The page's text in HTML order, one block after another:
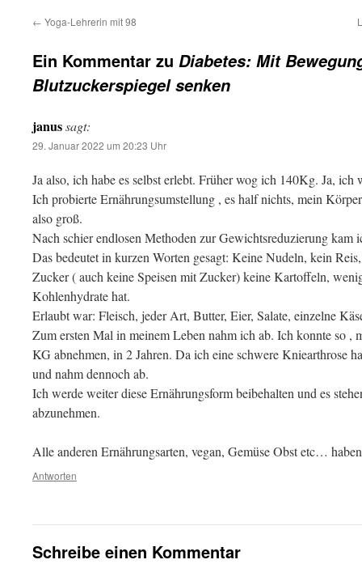
← Yoga-Lehrerin mit 98
Ein Kommentar zu Diabetes: Mit
Blutzuckerspiegel senken
janussagt:
29. Januar 2022 um 20:23 Uhr
Ja also, ich habe es selbst erlebt. Früher wog ich 140Kg. Ja,
Ich probierte Ernährungsumstellung , es half nichts, mein
also groß.
Nach schier endlosen Methoden zur Gewichtsreduzierung kam
Das bedeutet in kurzen Worten gesagt: Keine Nudeln, kein
Zucker ( auch keine Speisen mit Zucker) keine Kartoffeln,
Kohlenhydrate hat.
Erlaubt war: Fleisch, jeder Art, Butter, Eier, Salate, einzelne
Zum ersten Mal in meinem Leben nahm ich ab. Ich konnte so ,
KG abnehmen, in 2 Jahren. Da ich eine schwere Kniearthrose
und nahm dennoch ab.
Ich werde weiter diese Ernährungsform beibehalten und es
abzunehmen.
Alle anderen Ernährungsarten, vegan, Gemüse Obst etc…
Antworten
Schreibe einen Kommentar